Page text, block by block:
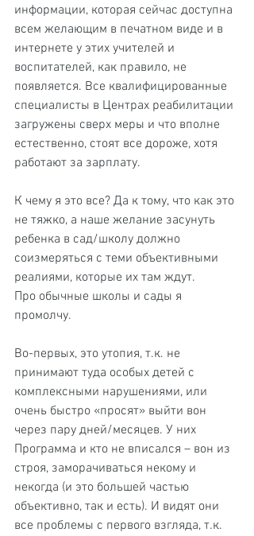
информации, которая сейчас доступна
всем желающим в печатном виде и в
интернете у этих учителей и
воспитателей, как правило, не
появляется. Все квалифицированные
специалисты в Центрах реабилитации
загружены сверх меры и что вполне
естественно, стоят все дороже, хотя
работают за зарплату.
К чему я это все? Да к тому, что как это
не тяжко, а наше желание засунуть
ребенка в сад/школу должно
соизмеряться с теми объективными
реалиями, которые их там ждут.
Про обычные школы и сады я
промолчу.
Во-первых, это утопия, т.к. не
принимают туда особых детей с
комплексными нарушениями, или
очень быстро «просят» выйти вон
через пару дней/месяцев. У них
Программа и кто не вписался – вон из
строя, заморачиваться некому и
некогда (и это большей частью
объективно, так и есть). И видят они
все проблемы с первого взгляда, т.к.